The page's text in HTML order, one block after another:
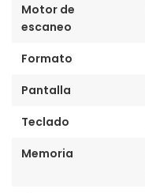
Motor de
escaneo
Formato
Pantalla
Teclado
Memoria